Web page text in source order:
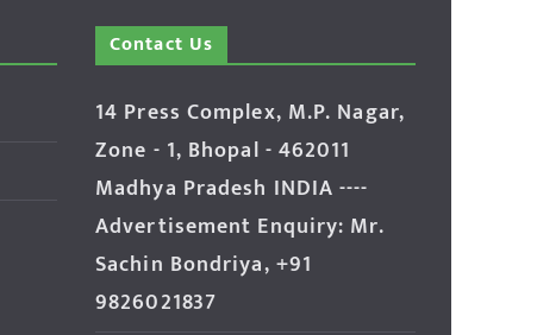
Contact Us
14 Press Complex, M.P. Nagar,
Zone - 1, Bhopal - 462011
Madhya Pradesh INDIA ----
Advertisement Enquiry: Mr.
Sachin Bondriya, +91
9826021837